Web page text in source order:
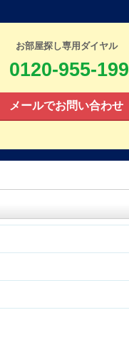
お部屋探し専用ダイヤル
0120-955-199
メールでお問い合わせ